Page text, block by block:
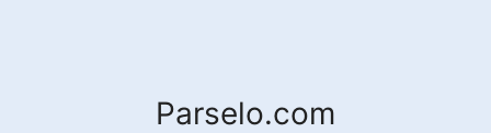
Parselo.com